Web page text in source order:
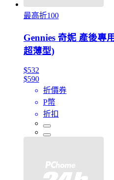
最高折100
Gennies 奇妮 產後專
超薄型)
$532
$590
折價券
P幣
折扣